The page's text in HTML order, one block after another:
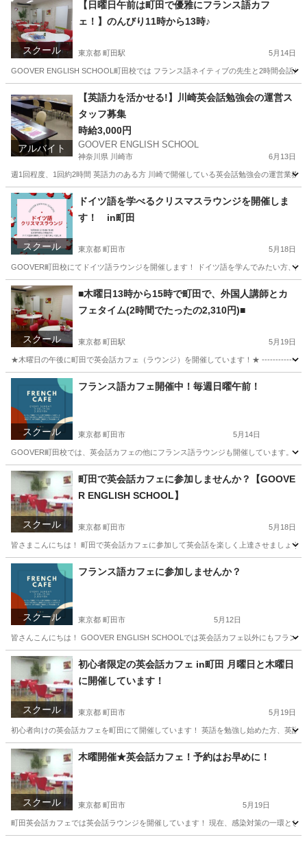
スクール
【日曜日午前は町田で優雅にフランス語カフ
ェ！】のんびり11時から13時♪
東京都 町田駅 5月14日
GOOVER ENGLISH SCHOOL町田校では フランス語ネイティブの先生と2時間会話
町田駅 フランス語 神奈川 横浜市
フランス語 オンライン
アルバイト
【英語力を活かせる!】川崎英会話勉強会の運営ス
タッフ募集
時給3,000円
GOOVER ENGLISH SCHOOL
神奈川県 川崎市 6月13日
週1回程度、1回約2時間 英語力のある方 川崎で開催している英会話勉強会の運営業務
神奈川 川崎市 その他 スタッフ
スクール
ドイツ語を学べるクリスマスラウンジを開催しま
す！ in町田
東京都 町田市 5月18日
GOOVER町田校にてドイツ語ラウンジを開催します！ ドイツ語を学んでみたい方、
東京 町田市 その他 ドイツ語
スクール
■木曜日13時から15時で町田で、外国人講師とカ
フェタイム(2時間でたったの2,310円)■
東京都 町田駅 5月19日
★木曜日の午後に町田で英会話カフェ（ラウンジ）を開催しています！★
東京 町田市 町田駅 英会話 神奈川 座間市 英会話
スクール
フランス語カフェ開催中！毎週日曜午前！
東京都 町田市 5月14日
GOOVER町田校では、英会話カフェの他にフランス語ラウンジも開催しています。
東京 町田市 英会話 興味
スクール
町田で英会話カフェに参加しませんか？【GOOVE
R ENGLISH SCHOOL】
東京都 町田市 5月18日
皆さまこんにちは！ 町田で英会話カフェに参加して英会話を楽しく上達させましょ
東京 町田市 英語 神奈川 藤沢市 英語 初心者
スクール
フランス語カフェに参加しませんか？
東京都 町田市 5月12日
皆さんこんにちは！ GOOVER ENGLISH SCHOOLでは英会話カフェ以外にもフラン
東京 町田市 フランス語 神奈川 フランス語
ドイツ語
スクール
初心者限定の英会話カフェ in町田 月曜日と木曜日
に開催しています！
東京都 町田市 5月19日
初心者向けの英会話カフェを町田にて開催しています！ 英語を勉強し始めた方、英
東京 町田市 英会話 初心者
スクール
木曜開催★英会話カフェ！予約はお早めに！
東京都 町田市 5月19日
町田英会話カフェでは英会話ラウンジを開催しています！ 現在、感染対策の一環と